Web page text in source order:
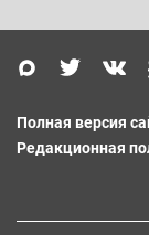
Полная версия
Редакционная